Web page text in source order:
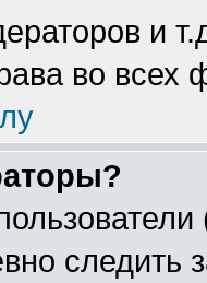
и
во всех
следить